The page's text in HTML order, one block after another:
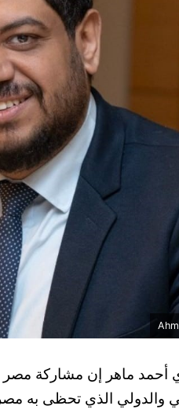
أحمد ماهر إن مشاركة
والدولي الذي تحظى به